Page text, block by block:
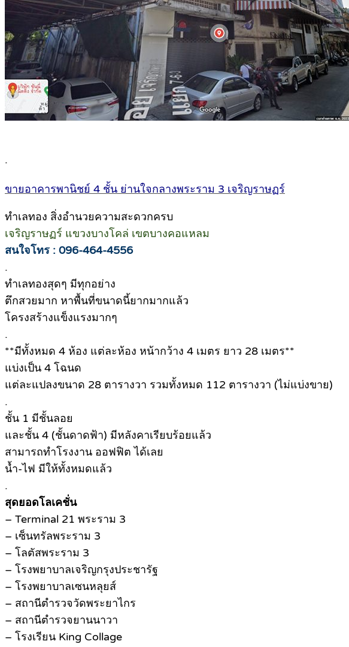
.
ขายอาคารพานิชย์ 4 ชั้น ย่านใจกลางพระราม 3 เจริญราษฏร์
ทำเลทอง สิ่งอำนวยความสะดวกครบ
เจริญราษฏร์ แขวงบางโคล่ เขตบางคอแหลม
สนใจโทร : 096-464-4556
.
ทำเลทองสุดๆ มีทุกอย่าง
ตึกสวยมาก หาพื้นที่ขนาดนี้ยากมากแล้ว
โครงสร้างแข็งแรงมากๆ
.
**มีทั้งหมด 4 ห้อง แต่ละห้อง หน้ากว้าง 4 เมตร ยาว 28 เมตร**
แบ่งเป็น 4 โฉนด
แต่ละแปลงขนาด 28 ตารางวา รวมทั้งหมด 112 ตารางวา (ไม่แบ่งขาย)
.
ชั้น 1 มีชั้นลอย
และชั้น 4 (ชั้นดาดฟ้า) มีหลังคาเรียบร้อยแล้ว
สามารถทำโรงงาน ออฟฟิต ได้เลย
น้ำ-ไฟ มีให้ทั้งหมดแล้ว
.
สุดยอดโลเคชั่น
– Terminal 21 พระราม 3
– เซ็นทรัลพระราม 3
– โลตัสพระราม 3
– โรงพยาบาลเจริญกรุงประชารัฐ
– โรงพยาบาลเซนหลุยส์
– สถานีตำรวจวัดพระยาไกร
– สถานีตำรวจยานนาวา
– โรงเรียน King Collage